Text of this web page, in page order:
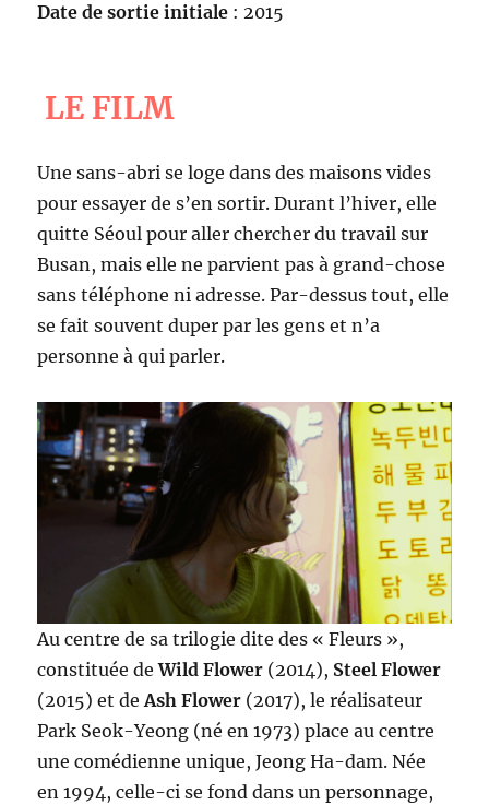
Date de sortie initiale : 2015
LE FILM
Une sans-abri se loge dans des maisons vides
pour essayer de s’en sortir. Durant l’hiver, elle
quitte Séoul pour aller chercher du travail sur
Busan, mais elle ne parvient pas à grand-chose
sans téléphone ni adresse. Par-dessus tout, elle
se fait souvent duper par les gens et n’a
personne à qui parler.
Au centre de sa trilogie dite des « Fleurs »,
constituée deWild Flower (2014), Steel Flower
(2015) et deAsh Flower (2017), le réalisateur
Park Seok-Yeong (né en 1973) place au centre
une comédienne unique, Jeong Ha-dam. Née
en 1994, celle-ci se fond dans un personnage,